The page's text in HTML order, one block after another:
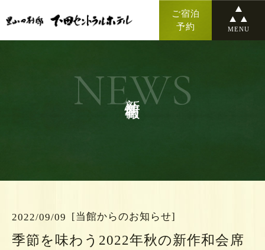
ご宿泊
予約
MENU
新着情報
NEWS
2022/09/09 [当館からのお知らせ]
季節を味わう2022年秋の新作和会席